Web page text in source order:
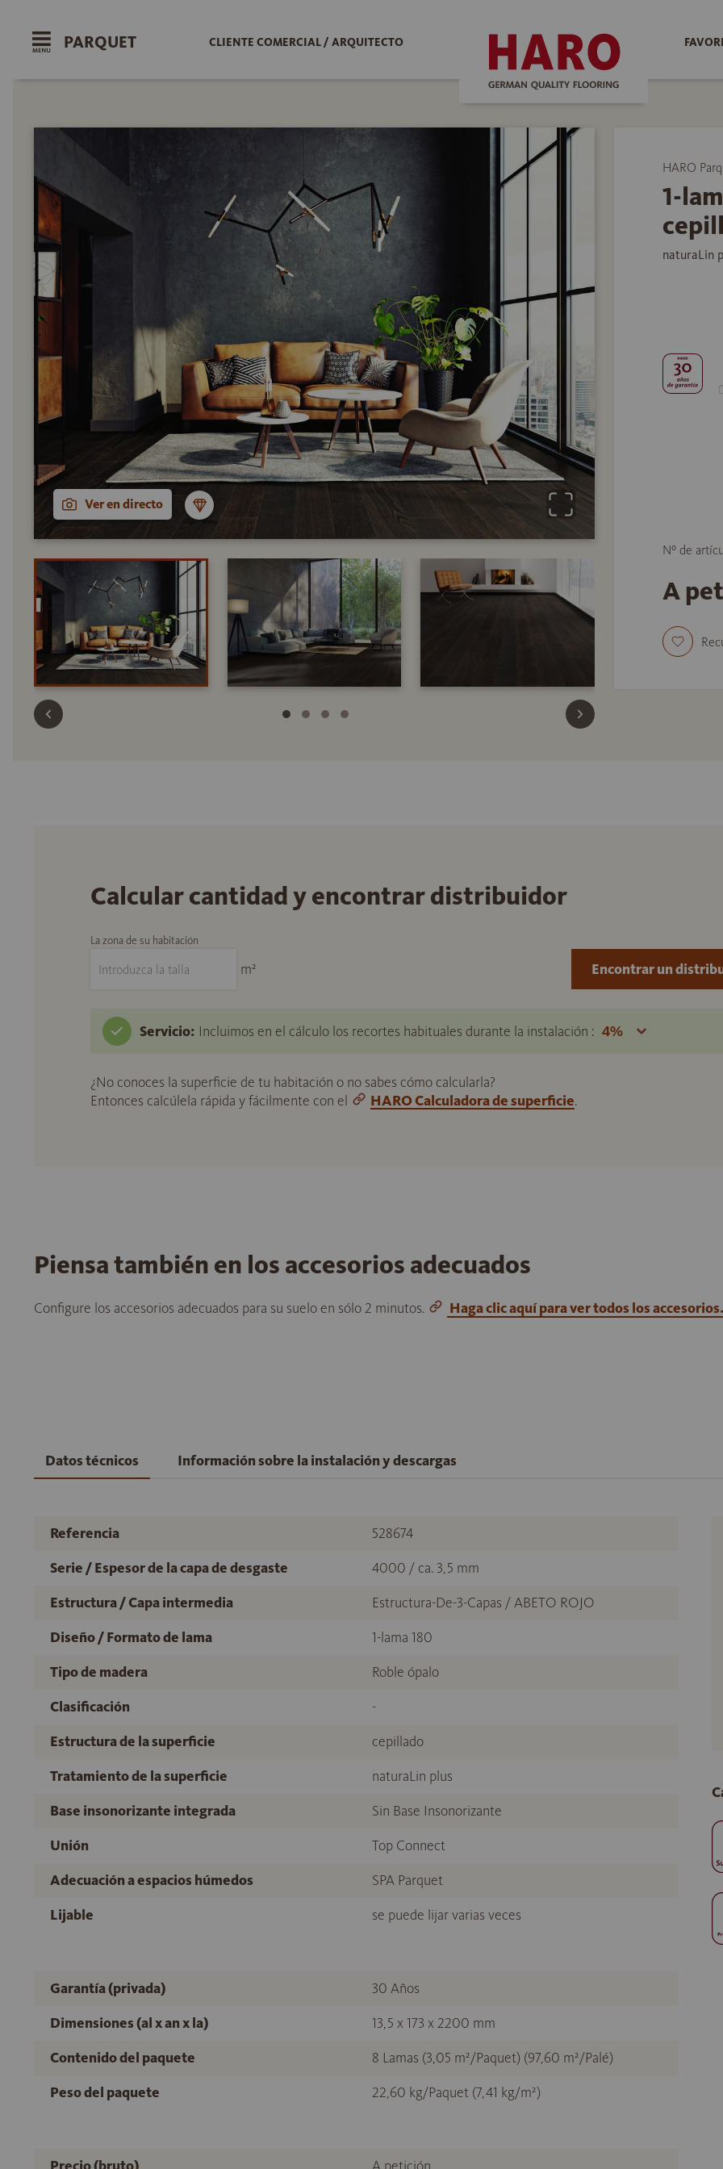
PARQUET CLIENTE COMERCIAL / ARQUITECTO
Ver en directo
HARO
1-
naturaLin
Nº de
A
Calcular cantidad y encontrar distribuidor
La zona de su habitación
m²
Servicio: Incluimos en el cálculo los recortes habituales durante la instalación :
¿No conoces la superficie de tu habitación o no sabes cómo calcularla?
Entonces calcúlela rápida y fácilmente con el
HARO Calculadora de superficie.
Encontrar un
Piensa también en los accesorios adecuados
Configure los accesorios adecuados para su suelo en sólo 2 minutos. Haga clic aquí para ver todos los accesorios.
Datos técnicos Información sobre la instalación y descargas
Referencia
528674
Serie / Espesor de la capa de desgaste
4000 / ca. 3,5 mm
Estructura / Capa intermedia
Estructura-De-3-Capas / ABETO ROJO
Diseño / Formato de lama
1-lama 180
Tipo de madera
Roble ópalo
Clasificación
-
Estructura de la superficie
cepillado
Tratamiento de la superficie
naturaLin plus
Base insonorizante integrada
Sin Base Insonorizante
Unión
Top Connect
Adecuación a espacios húmedos
SPA Parquet
Lijable
se puede lijar varias veces
Garantía (privada)
30 Años
Dimensiones (al x an x la)
13,5 x 173 x 2200 mm
Contenido del paquete
8 Lamas (3,05 m²/Paquet) (97,60 m²/Palé)
Peso del paquete
22,60 kg/Paquet (7,41 kg/m²)